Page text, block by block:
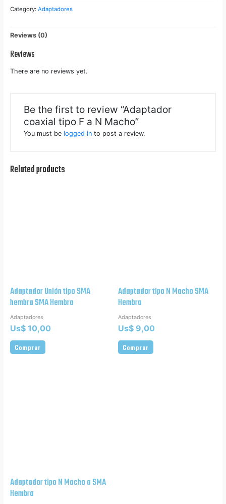
Category: Adaptadores
Reviews (0)
Reviews
There are no reviews yet.
Be the first to review “Adaptador
coaxial tipo F a N Macho”
You must be logged in to post a review.
Related products
Adaptador Unión tipo SMA
hembra SMA Hembra
Adaptadores
Us$10,00
Comprar
Adaptador tipo N Macho SMA
Hembra
Adaptadores
Us$ 9,00
Comprar
Adaptador tipo N Macho a SMA
Hembra